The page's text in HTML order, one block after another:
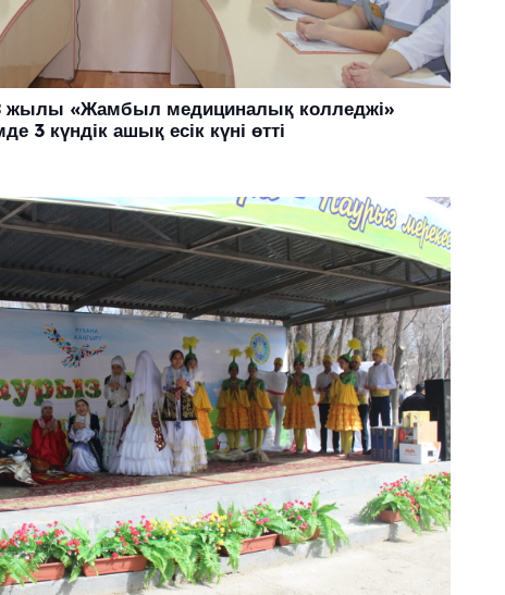
жылы «Жамбыл медициналық колледжі»
3 күндік ашық есік күні өтті